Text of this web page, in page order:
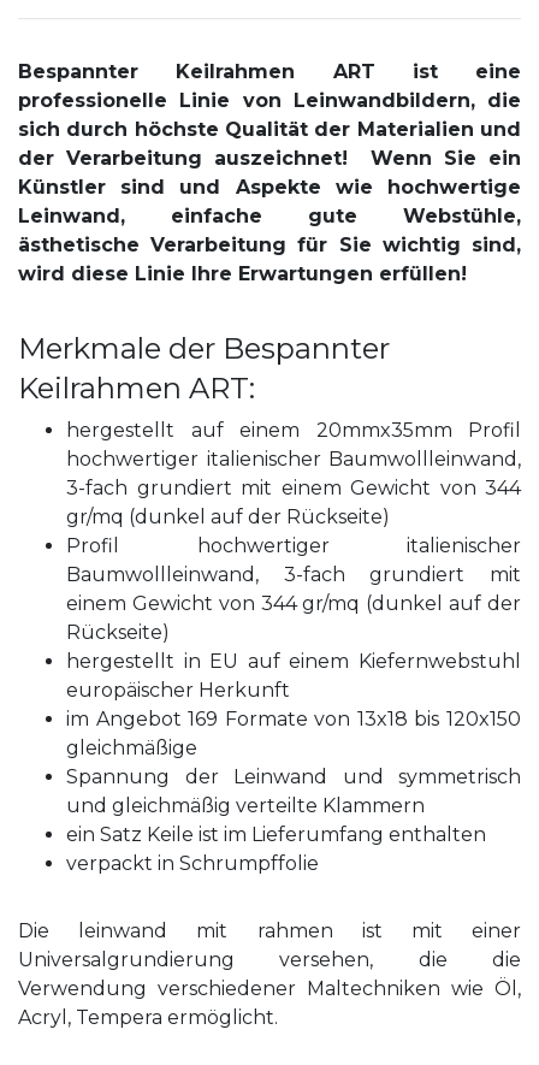
Bespannter Keilrahmen ART ist eine
professionelle Linie von Leinwandbildern, die
sich durch höchste Qualität der Materialien und
der Verarbeitung auszeichnet!Wenn Sie ein
Künstler sind und Aspekte wie hochwertige
Leinwand, einfache gute Webstühle,
ästhetische Verarbeitung für Sie wichtig sind,
wird diese Linie Ihre Erwartungen erfüllen!
Merkmale der Bespannter
Keilrahmen ART:
hergestellt auf einem 20mmx35mm Profil
hochwertiger italienischer Baumwollleinwand,
3-fach grundiert mit einem Gewicht von 344
gr/mq (dunkel auf der Rückseite)
Profil hochwertiger italienischer
Baumwollleinwand, 3-fach grundiert mit
einem Gewicht von 344 gr/mq (dunkel auf der
Rückseite)
hergestellt in EU auf einem Kiefernwebstuhl
europäischer Herkunft
im Angebot 169 Formate von 13x18 bis 120x150
gleichmäßige
Spannung der Leinwand und symmetrisch
und gleichmäßig verteilte Klammern
ein Satz Keile ist im Lieferumfang enthalten
verpackt in Schrumpffolie
Die leinwand mit rahmen ist mit einer
Universalgrundierung versehen, die die
Verwendung verschiedener Maltechniken wie Öl,
Acryl, Tempera ermöglicht.